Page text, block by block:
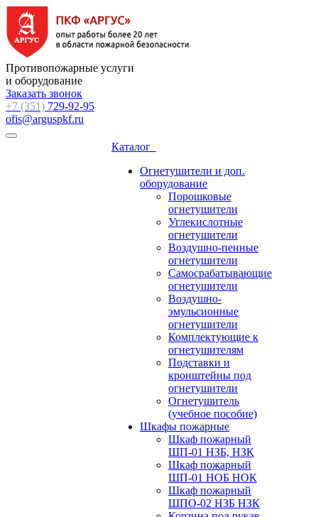
Противопожарные услуги
и оборудование
Заказать звонок
+7 (351) 729-92-95
ofis@arguspkf.ru
Каталог
Огнетушители и доп.
оборудование
Порошковые
огнетушители
Углекислотные
огнетушители
Воздушно-пенные
огнетушители
Самосрабатывающие
огнетушители
Воздушно-
эмульсионные
огнетушители
Комплектующие к
огнетушителям
Подставки и
кронштейны под
огнетушители
Огнетушитель
(учебное пособие)
Шкафы пожарные
Шкаф пожарный
ШП-01 НЗБ, НЗК
Шкаф пожарный
ШП-01 НОБ НОК
Шкаф пожарный
ШПО-02 НЗБ НЗК